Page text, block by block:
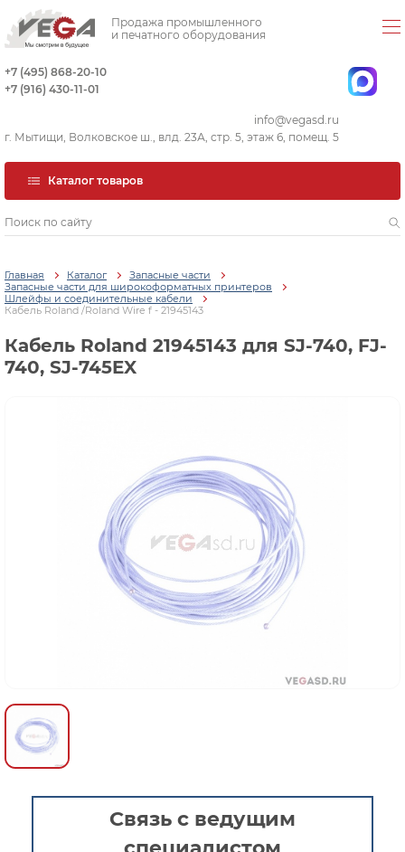
Продажа промышленного
и печатного оборудования
+7 (495) 868-20-10
+7 (916) 430-11-01
info@vegasd.ru
г. Мытищи, Волковское ш., влд. 23А, стр. 5, этаж 6, помещ. 5
Каталог товаров
Главная Каталог
Запасные части
Запасные части для широкоформатных принтеров
Шлейфы и соединительные кабели
Кабель Roland /Roland Wire f - 21945143
Кабель Roland 21945143 для SJ-740, FJ-
740, SJ-745EX
Связь с ведущим